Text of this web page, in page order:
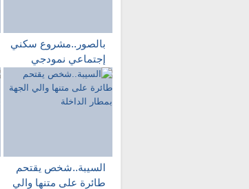
بالصور..مشروع سكني
إجتماعي نمودجي
ضخم سيرى نور قريبا
بالداخلة
السيبة..شخص يقتحم
طائرة على متنها والي